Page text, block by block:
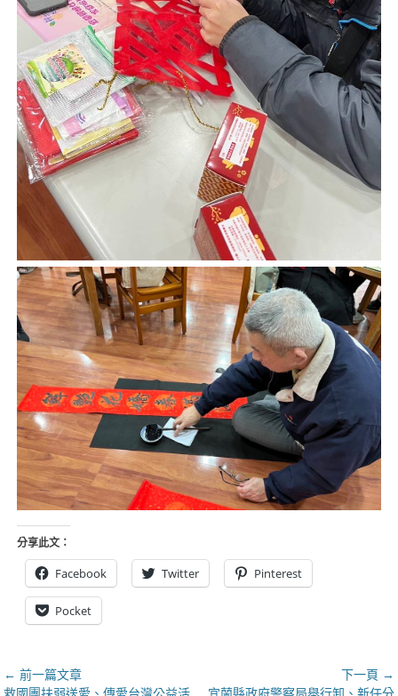
分享此文：
Facebook Twitter Pinterest
Pocket
文
← 前一篇文章
上
救國團扶弱送愛、傳愛台灣公益活
下一頁 →
下宜蘭縣政府警察局舉行卸、新任分